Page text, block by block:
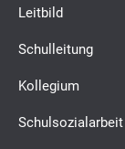
Leitbild
Schulleitung
Kollegium
Schulsozialarbeit